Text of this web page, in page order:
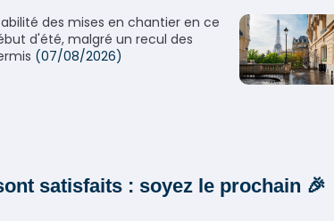
des mises en chantier en ce
d'été, malgré un recul des
(07/08/2026)